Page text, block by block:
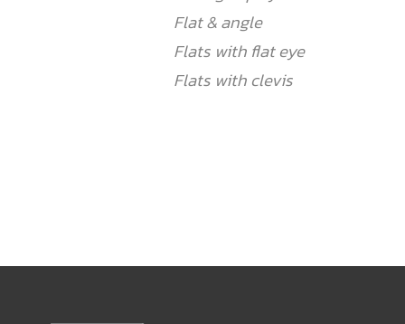
Flat & angle
Flats with flat eye
Flats with clevis